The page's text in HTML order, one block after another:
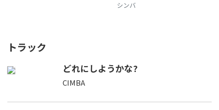
シンバ
トラック
どれにしようかな?
CIMBA